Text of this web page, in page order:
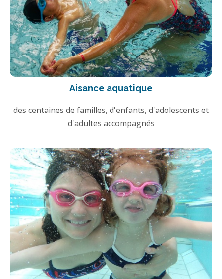
Aisance aquatique
des centaines de familles, d'enfants, d'adolescents et
d'adultes accompagnés